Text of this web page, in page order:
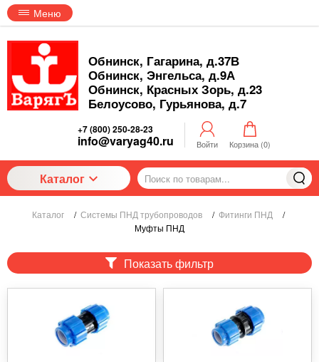
Меню
Обнинск, Гагарина, д.37В
Обнинск, Энгельса, д.9А
Обнинск, Красных Зорь, д.23
Белоусово, Гурьянова, д.7
+7 (800) 250-28-23
info@varyag40.ru Войти Корзина (0)
Каталог
Каталог / Системы ПНД трубопроводов / Фитинги ПНД
/
Муфты ПНД
Показать фильтр